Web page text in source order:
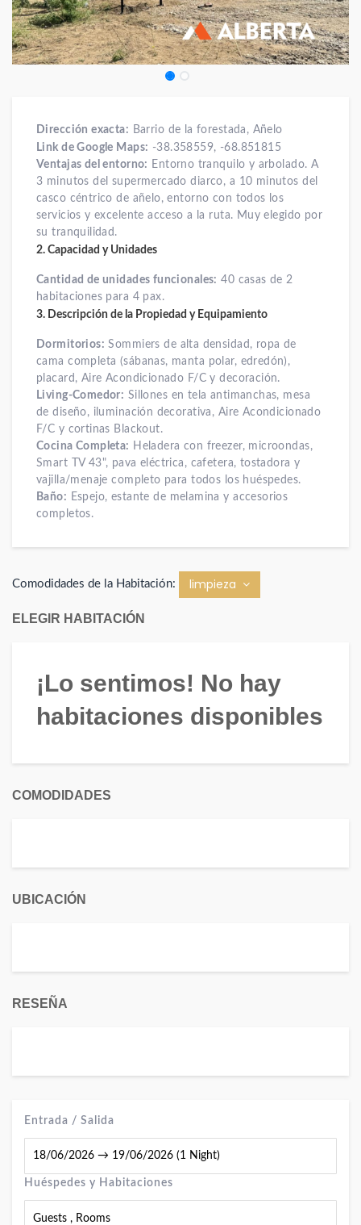
Dirección exacta: Barrio de la forestada, Añelo
Link de Google Maps: -38.358559, -68.851815
Ventajas del entorno: Entorno tranquilo y arbolado. A
3 minutos del supermercado diarco, a 10 minutos del
casco céntrico de añelo, entorno con todos los
servicios y excelente acceso a la ruta. Muy elegido por
su tranquilidad.
2. Capacidad y Unidades
Cantidad de unidades funcionales: 40 casas de 2
habitaciones para 4 pax.
3. Descripción de la Propiedad y Equipamiento
Dormitorios: Sommiers de alta densidad, ropa de
cama completa (sábanas, manta polar, edredón),
placard, Aire Acondicionado F/C y decoración.
Living-Comedor: Sillones en tela antimanchas, mesa
de diseño, iluminación decorativa, Aire Acondicionado
F/C y cortinas Blackout.
Cocina Completa: Heladera con freezer, microondas,
Smart TV 43", pava eléctrica, cafetera, tostadora y
vajilla/menaje completo para todos los huéspedes.
Baño: Espejo, estante de melamina y accesorios
completos.
Comodidades de la Habitación: limpieza
ELEGIR HABITACIÓN
¡Lo sentimos! No hay
habitaciones disponibles
COMODIDADES
UBICACIÓN
RESEÑA
Entrada / Salida
Huéspedes y Habitaciones
Guests , Rooms